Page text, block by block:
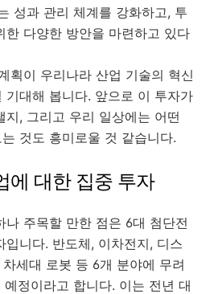
성과 관리 체계를 강화하고, 투
한 다양한 방안을 마련하고 있다
획이 우리나라 산업 기술의 혁신
기대해 봅니다. 앞으로 이 투자가
지, 그리고 우리 일상에는 어떤
것도 흥미로울 것 같습니다.
에 대한 집중 투자
나 주목할 만한 점은 6대 첨단전
니다. 반도체, 이차전지, 디스
세대 로봇 등 6개 분야에 무려
정이라고 합니다. 이는 전년 대